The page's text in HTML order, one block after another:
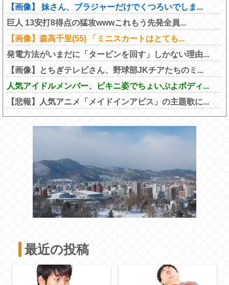
【画像】 妹さん、ブラジャーだけでくつろいでしま...
巨人 13安打8得点の猛攻wwwこれもう先発全員...
【画像】森高千里(55) 「ミニスカートはとても...
発電方法がいまだに「タービンを回す」しかない理由...
【画像】とちぎテレビさん、野球部JKチアたちのミ...
人気アイドルメンバー、ビキニ姿でちょいぷよボディ...
【悲報】人気アニメ「メイドインアビス」の主題歌に...
最近の投稿